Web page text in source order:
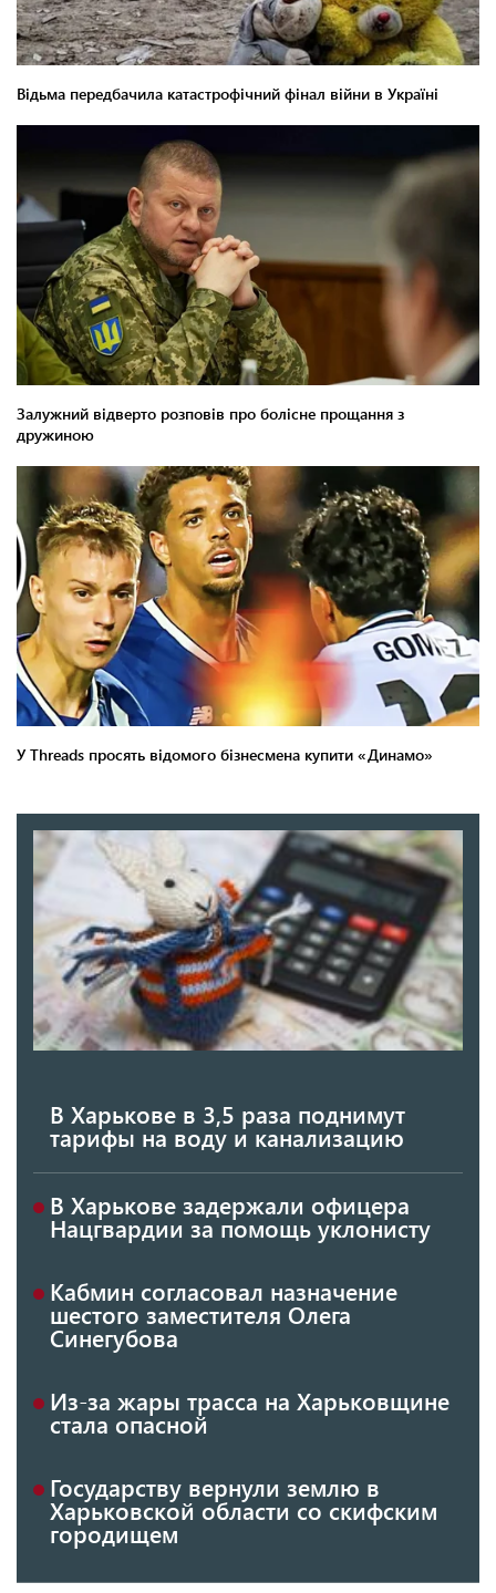
В Харькове в 3,5 раза поднимут
тарифы на воду и канализацию
В Харькове задержали офицера
Нацгвардии за помощь уклонисту
Кабмин согласовал назначение
шестого заместителя Олега
Синегубова
Из-за жары трасса на Харьковщине
стала опасной
Государству вернули землю в
Харьковской области со скифским
городищем